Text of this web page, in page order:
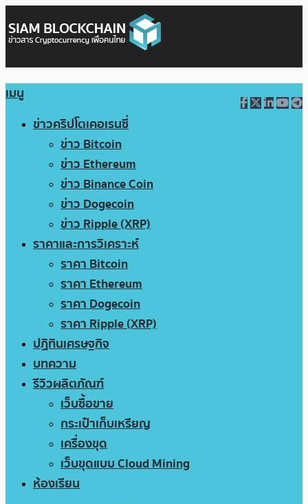
เมนู
ข่าวคริปโตเคอเรนซี่
ข่าว Bitcoin
ข่าว Ethereum
ข่าว Binance Coin
ข่าว Dogecoin
ข่าว Ripple (XRP)
ราคาและการวิเคราะห์
ราคา Bitcoin
ราคา Ethereum
ราคา Dogecoin
ราคา Ripple (XRP)
ปฏิทินเศรษฐกิจ
บทความ
รีวิวผลิตภัณฑ์
เว็บซื้อขาย
กระเป๋าเก็บเหรียญ
เครื่องขุด
เว็บขุดแบบ Cloud Mining
ห้องเรียน